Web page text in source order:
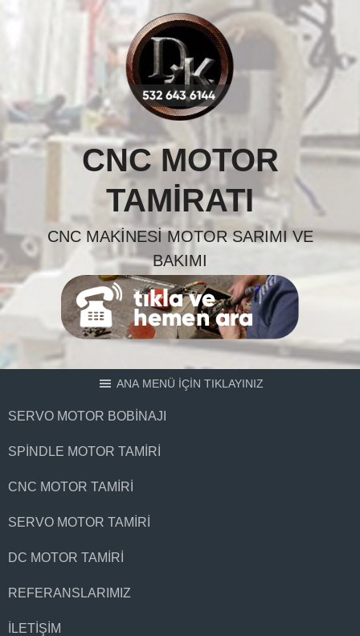
CNC MOTOR
TAMIRATI
CNC MAKINESI MOTOR SARIMI VE
BAKIMI
ANA MENÜ İÇİN TIKLAYINIZ
SERVO MOTOR BOBINAJI
SPINDLE MOTOR TAMIRI
CNC MOTOR TAMIRI
SERVO MOTOR TAMIRI
DC MOTOR TAMIRI
REFERANSLARIMIZ
İLETIŞIM